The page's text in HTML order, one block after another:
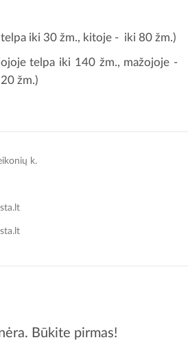
iki 30 žm., kitoje - iki 80 žm.)
telpa iki 140 žm., mažojoje -
žm.)
k.
Būkite pirmas!